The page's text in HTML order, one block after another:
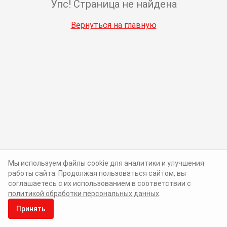
Упс! Страница не найдена
Вернуться на главную
Мы используем файлы cookie для аналитики и улучшения
работы сайта. Продолжая пользоваться сайтом, вы
соглашаетесь с их использованием в соответствии с
политикой обработки персональных данных
Принять